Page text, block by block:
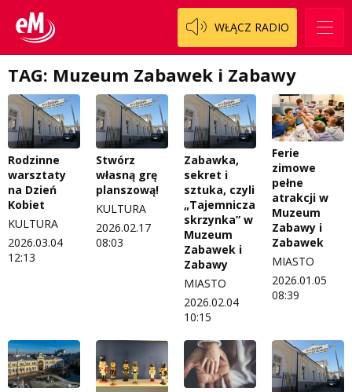
WŁĄCZ RADIO
TAG: Muzeum Zabawek i Zabawy
Rodzinne
warsztaty
na Dzień
Kobiet
KULTURA
2026.03.04
12:13
Stwórz
własną grę
planszową!
KULTURA
2026.02.17
08:03
Zabawka,
sekret i
sztuka, czyli
„Tajemnicza
skrzynka” w
Muzeum
Zabawek i
Zabawy
MIASTO
2026.02.04
10:15
Ferie
zimowe
pełne
atrakcji w
Muzeum
Zabawy i
Zabawek
MIASTO
2026.01.05
08:39